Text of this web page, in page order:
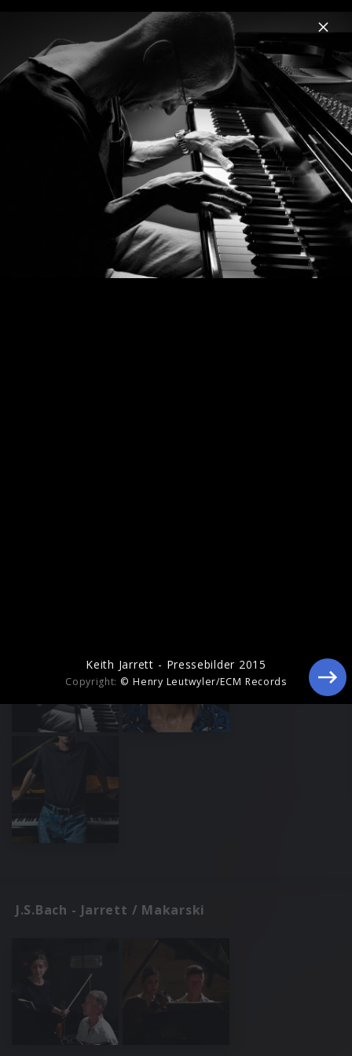
Menu
Keith Jarrett
News Videos Fotos Biografie
Keith Jarrett on ECM
J.S.Bach - Jarrett / Makarski
Keith Jarrett - Pressebilder 2015
Copyright: © Henry Leutwyler/ECM Records